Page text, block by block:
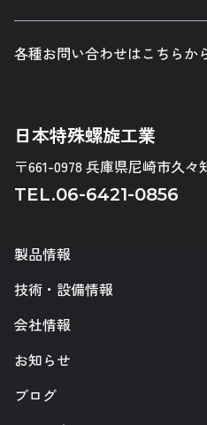
各種お問い合わせはこちらか
日本特殊螺旋工業
〒661-0978 兵庫県尼崎市久
TEL.06-6421-0856
製品情報
技術・設備情報
会社情報
お知らせ
ブログ